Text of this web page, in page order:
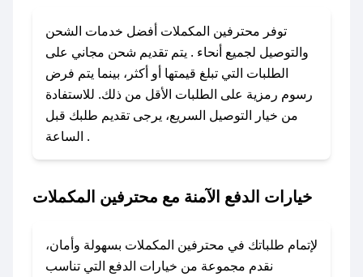
الكوبون، تواصل معنا عبر تويتر أو البريد الإلكتروني
لإضافته بسرعة.
### كيفية استخدام كود خصم محترفين المكملات؟
1. انسخ كود الخصم من تطبيق صحصح.
2. الصقه في خانة الدفع عند التسوق من محترفين
المكملات.
### ماذا أفعل إذا لم يعمل كود الخصم؟
الرسائل الخاصة على تويتر أو البريد الإلكتروني،
وسنقوم بحل المشكلة في أسرع وقت ممكن.
توفر محترفين المكملات أفضل خدمات الشحن
والتوصيل لجميع أنحاء . يتم تقديم شحن مجاني على
الطلبات التي تبلغ قيمتها أو أكثر، بينما يتم فرض
رسوم رمزية على الطلبات الأقل من ذلك. للاستفادة
من خيار التوصيل السريع، يرجى تقديم طلبك قبل
الساعة .
خيارات الدفع الآمنة مع محترفين المكملات
لإتمام طلباتك في محترفين المكملات بسهولة وأمان،
نقدم مجموعة من خيارات الدفع التي تناسب